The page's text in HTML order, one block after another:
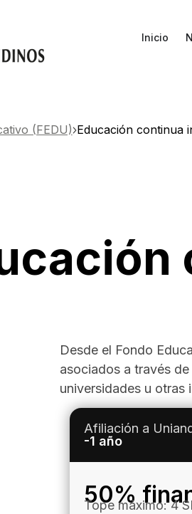
Inicio
(FEDU) Educación continua
Desde el Fondo
asociados a través
universidades u otras
Afiliación a
-1 año
50%
Tope máximo: 4